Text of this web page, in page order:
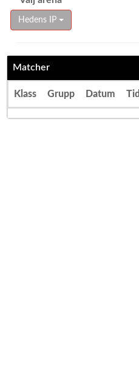
Hedens IP
Matcher
Klass Grupp Datum Tid